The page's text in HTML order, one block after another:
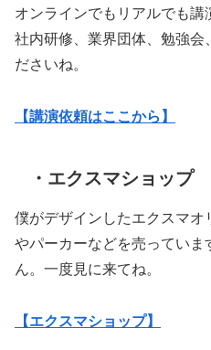
オンラインでもリアルでも講
社内研修、業界団体、勉強会
ださいね。
【講演依頼はここから】
・エクスマショップ
僕がデザインしたエクスマ
やパーカーなどを売ってい
ん。一度見に来てね。
【エクスマショップ】